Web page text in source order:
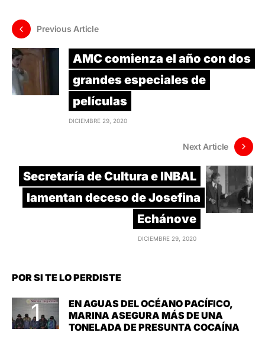
Previous Article
AMC comienza el año con dos
grandes especiales de
películas
DICIEMBRE 29, 2020
Next Article
Secretaría de Cultura e INBAL
lamentan deceso de Josefina
Echánove
DICIEMBRE 29, 2020
POR SI TE LO PERDISTE
EN AGUAS DEL OCÉANO PACÍFICO,
MARINA ASEGURA MÁS DE UNA
TONELADA DE PRESUNTA COCAÍNA